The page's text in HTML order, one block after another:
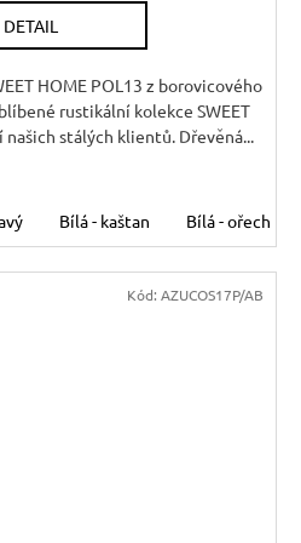
DETAIL
HOME POL13 z borovicového
rustikální kolekce SWEET
stálých klientů. Dřevěná...
Bílá - kaštan Bílá - ořech
Kód: AZUCOS17P/AB